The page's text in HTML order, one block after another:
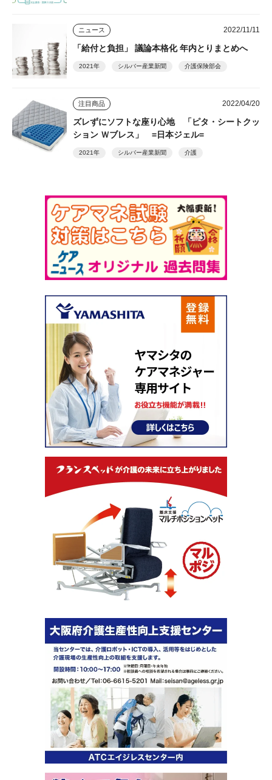
ニュース 2022/11/11
「給付と負担」 議論本格化 年内とりまとめへ
2021年 シルバー産業新聞 介護保険部会
注目商品 2022/04/20
ズレずにソフトな座り心地 「ピタ・シートクッ
ション Ｗブレス」 =日本ジェル=
2021年 シルバー産業新聞 介護